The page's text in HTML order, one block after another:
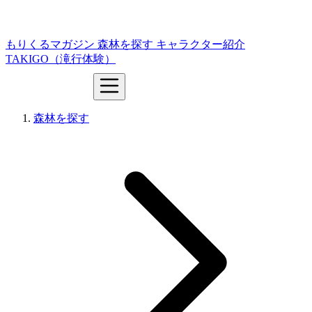
もりくるマガジン 森林を探す キャラクター紹介
TAKIGO（滝行体験）
森林を探す